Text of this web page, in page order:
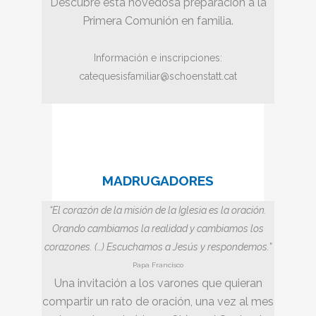
Primera Comunión en familia.
Información e inscripciones:
catequesisfamiliar@schoenstatt.cat
MADRUGADORES
“El corazón de la misión de la Iglesia es la oración.
Orando cambiamos la realidad y cambiamos los
corazones. (…) Escuchamos a Jesús y respondemos.”
Papa Francisco
Una invitación a los varones que quieran
compartir un rato de oración, una vez al mes